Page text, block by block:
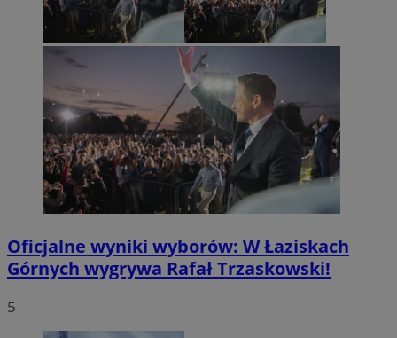
Oficjalne wyniki wyborów: W Łaziskach
Górnych wygrywa Rafał Trzaskowski!
5